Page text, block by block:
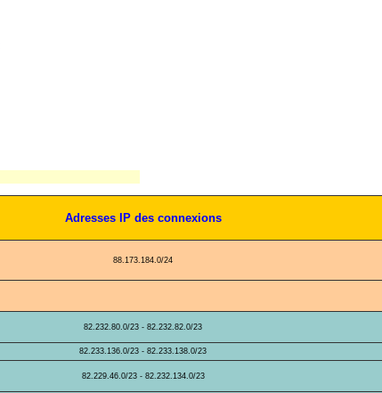
Adresses IP des connexions
88.173.184.0/24
82.232.80.0/23 - 82.232.82.0/23
82.233.136.0/23 - 82.233.138.0/23
82.229.46.0/23 - 82.232.134.0/23